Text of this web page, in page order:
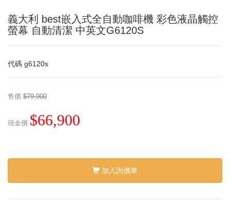
義大利 best嵌入式全自動咖啡機 彩色液晶觸控
螢幕 自動清潔 中英文G6120S
代碼 g6120s
售價 $79,000
現金價 $66,900
加入詢價車